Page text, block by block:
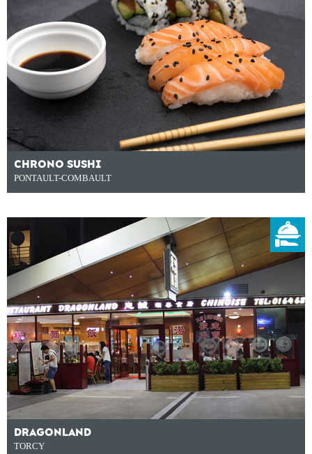
CHRONO SUSHI
PONTAULT-COMBAULT
DRAGONLAND
TORCY